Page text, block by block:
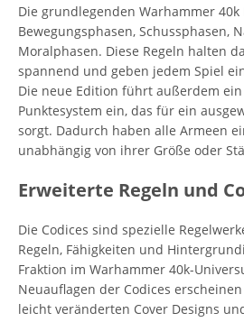
Die grundlegenden Warhammer 40k
Bewegungsphasen, Schussphasen,
Moralphasen. Diese Regeln halten
spannend und geben jedem Spiel
Die neue Edition führt außerdem
Punktesystem ein, das für ein
sorgt. Dadurch haben alle Armeen
unabhängig von ihrer Größe oder
Erweiterte Regeln und
Die Codices sind spezielle
Regeln, Fähigkeiten und
Fraktion im Warhammer 40k-
Neuauflagen der Codices
leicht veränderten Cover Designs